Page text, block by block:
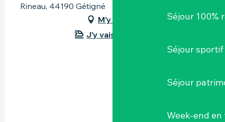
Séjour 100%
Séjour sportif
Séjour
Week-end
Rineau, 44190 Gétigné
M'y rendre
J'y vais en train !